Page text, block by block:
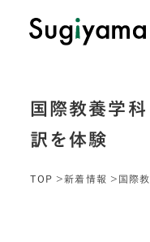
国際教養学
訳を体験
TOP 新着情報 国際